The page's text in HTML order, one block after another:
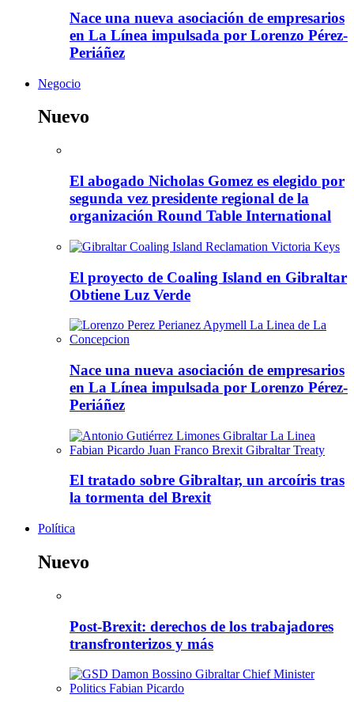
Nace una nueva asociación de empresarios
en La Línea impulsada por Lorenzo Pérez-
Periáñez
Negocio
Nuevo
El abogado Nicholas Gomez es elegido por
segunda vez presidente regional de la
organización Round Table International
El proyecto de Coaling Island en Gibraltar
Obtiene Luz Verde
Nace una nueva asociación de empresarios
en La Línea impulsada por Lorenzo Pérez-
Periáñez
El tratado sobre Gibraltar, un arcoíris tras
la tormenta del Brexit
Política
Nuevo
Post-Brexit: derechos de los trabajadores
transfronterizos y más